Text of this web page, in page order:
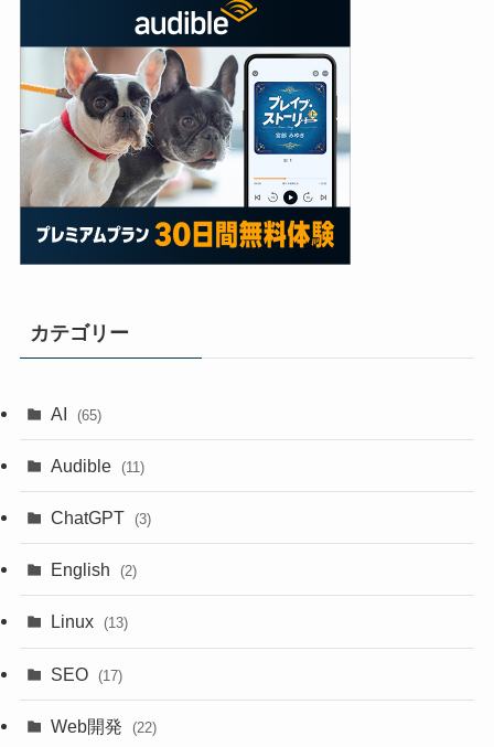
カテゴリー
AI (65)
Audible (11)
ChatGPT (3)
English (2)
Linux (13)
SEO (17)
Web開発 (22)